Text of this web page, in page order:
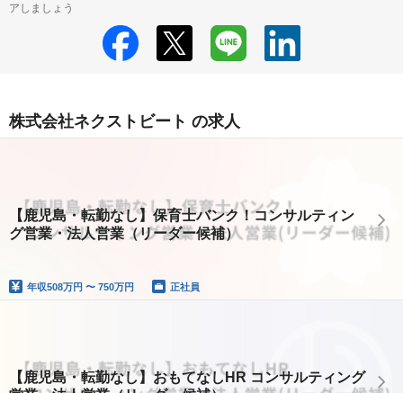
アしましょう
株式会社ネクストビート の求人
【鹿児島・転勤なし】保育士バンク！コンサルティン
グ営業・法人営業（リーダー候補）
年収508万円 〜 750万円 正社員
【鹿児島・転勤なし】おもてなしHR コンサルティング